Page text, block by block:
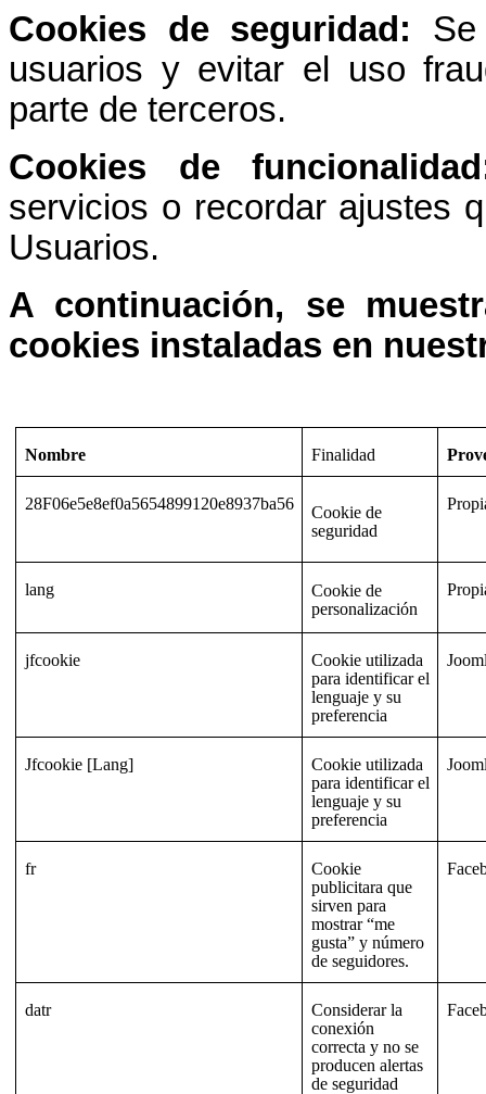
Cookies de seguridad:
usuarios y evitar el uso
parte de terceros.
Cookies de
servicios o recordar ajustes
Usuarios.
A continuación, se
cookies instaladas en
Nombre Finalidad
28F06e5e8ef0a5654899120e8937ba56
Cookie de
seguridad
lang
Cookie de
personalización
jfcookie
Cookie utilizada
para identificar el
lenguaje y su
preferencia
Jfcookie [Lang]
Cookie utilizada
para identificar el
lenguaje y su
preferencia
fr
Cookie
publicitara que
sirven para
mostrar “me
gusta” y número
de seguidores.
datr
Considerar la
conexión
correcta y no se
producen alertas
de seguridad